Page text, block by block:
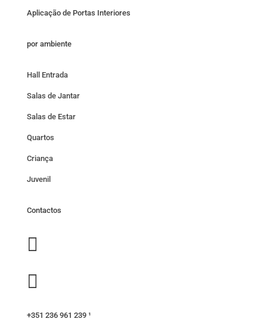
Aplicação de Portas Interiores
por ambiente
Hall Entrada
Salas de Jantar
Salas de Estar
Quartos
Criança
Juvenil
Contactos


+351 236 961 239 ¹